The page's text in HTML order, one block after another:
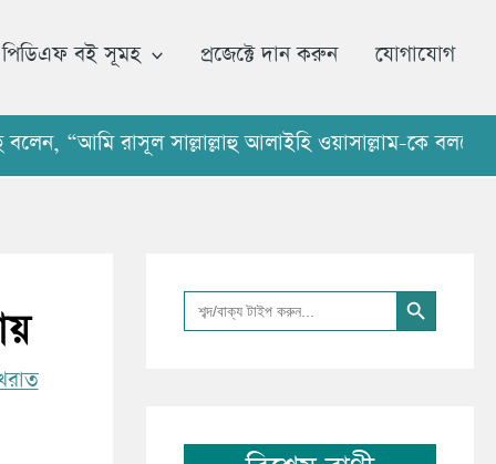
পিডিএফ বই সূমহ প্রজেক্টে দান করুন যোগাযোগ
“আমি রাসূল সাল্লাল্লাহু আলাইহি ওয়াসাল্লাম-কে বলতে
Search
for:
Search Button
ভ